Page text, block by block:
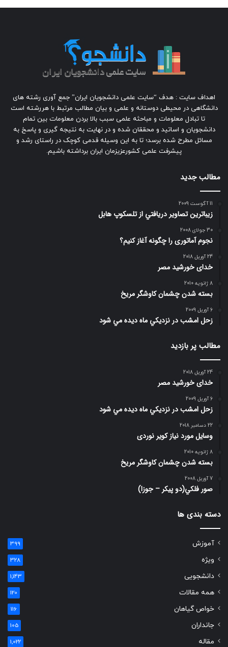
اهداف سایت : هدف “سایت علمی دانشجویان ایران” جمع آوری رشته های
دانشگاهی در محیطی دوستانه و علمی و بیان مطالب مرتبط با هررشته است
تا تبادل معلومات و مباحثه علمی سبب بالا بردن معلومات بین تمام
دانشجویان و اساتید و محققان شده و در نهایت به نتیجه گیری و پاسخ به
مسائل مطرح شده برسد؛ تا به این وسیله قدمی کوچک در راستای رشد و
پیشرفت علمی کشورعزیزمان ایران برداشته باشیم.
مطالب جدید
11 آگوست 2009
زيباترين تصاوير دريافتي از تلسكوپ هابل
30 جولای 2008
نجوم آماتوری را چگونه آغاز کنیم؟
24 آوریل 2018
خدای خورشید مصر
8 ژانویه 2010
بسته شدن چشمان کاوشگر مريخ
6 آوریل 2009
زحل امشب در نزديكي ماه ديده مي شود
مطالب پر بازدید
24 آوریل 2018
خدای خورشید مصر
6 آوریل 2009
زحل امشب در نزديكي ماه ديده مي شود
22 دسامبر 2018
وسایل مورد نیاز کویر نوردی
8 ژانویه 2010
بسته شدن چشمان کاوشگر مريخ
7 آوریل 2008
صور فلكي(دو پیکر – جوزا)
دسته بندی ها
آموزش 399
ویژه 328
دانشجویی 1,143
همه مقالات 120
خواص گیاهان 116
جانداران 105
مقاله 1,022